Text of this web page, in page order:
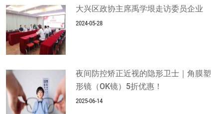
大兴区政协主席禹学垠走访委员企业
2024-05-28
夜间防控矫正近视的隐形卫士｜角膜塑
形镜（OK镜）5折优惠！
2025-06-14